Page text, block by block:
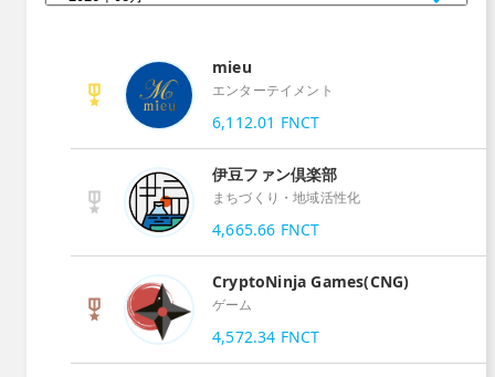
mieu
エンターテイメント
6,112.01 FNCT
伊豆ファン倶楽部
まちづくり・地域活性化
4,665.66 FNCT
CryptoNinja Games(CNG)
ゲーム
4,572.34 FNCT